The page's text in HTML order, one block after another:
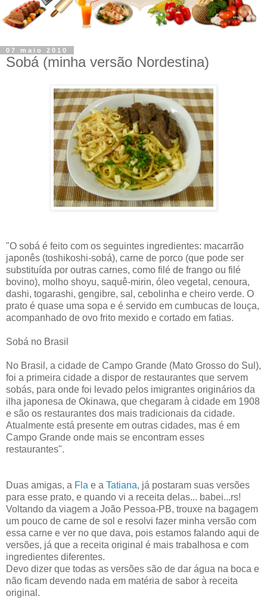
07 maio 2010
Sobá (minha versão Nordestina)
"O sobá é feito com os seguintes ingredientes: macarrão
japonês (toshikoshi-sobá), carne de porco (que pode ser
substituída por outras carnes, como filé de frango ou filé
bovino), molho shoyu, saquê-mirin, óleo vegetal, cenoura,
dashi, togarashi, gengibre, sal, cebolinha e cheiro verde. O
prato é quase uma sopa e é servido em cumbucas de louça,
acompanhado de ovo frito mexido e cortado em fatias.
Sobá no Brasil
No Brasil, a cidade de Campo Grande (Mato Grosso do Sul),
foi a primeira cidade a dispor de restaurantes que servem
sobás, para onde foi levado pelos imigrantes originários da
ilha japonesa de Okinawa, que chegaram à cidade em 1908
e são os restaurantes dos mais tradicionais da cidade.
Atualmente está presente em outras cidades, mas é em
Campo Grande onde mais se encontram esses
restaurantes".
Duas amigas, a Fla e a Tatiana, já postaram suas versões
para esse prato, e quando vi a receita delas... babei...rs!
Voltando da viagem a João Pessoa-PB, trouxe na bagagem
um pouco de carne de sol e resolvi fazer minha versão com
essa carne e ver no que dava, pois estamos falando aqui de
versões, já que a receita original é mais trabalhosa e com
ingredientes diferentes.
Devo dizer que todas as versões são de dar água na boca e
não ficam devendo nada em matéria de sabor à receita
original.